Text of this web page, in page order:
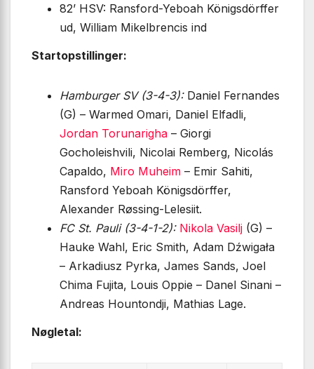
82’ HSV: Ransford-Yeboah Königsdörffer
ud, William Mikelbrencis ind
Startopstillinger:
Hamburger SV (3-4-3):Daniel Fernandes
(G) – Warmed Omari, Daniel Elfadli,
Jordan Torunarigha – Giorgi
Gocholeishvili, Nicolai Remberg, Nicolás
Capaldo, Miro Muheim – Emir Sahiti,
Ransford Yeboah Königsdörffer,
Alexander Røssing-Lelesiit.
FC St. Pauli (3-4-1-2): Nikola Vasilj (G) –
Hauke Wahl, Eric Smith, Adam Dźwigała
– Arkadiusz Pyrka, James Sands, Joel
Chima Fujita, Louis Oppie – Danel Sinani –
Andreas Hountondji, Mathias Lage.
Nøgletal: